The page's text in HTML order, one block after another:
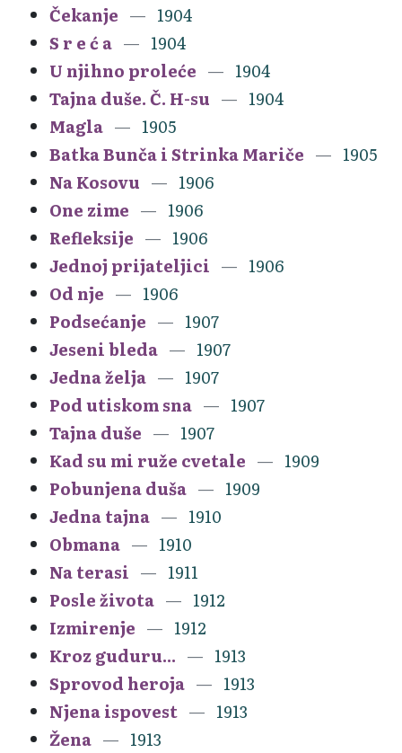
Čekanje
1904
S r e ć a
1904
U njihno proleće
1904
Tajna duše. Č. H-su
1904
Magla
1905
Batka Bunča i Strinka Mariče
1905
Na Kosovu
1906
One zime
1906
Refleksije
1906
Jednoj prijateljici
1906
Od nje
1906
Podsećanje
1907
Jeseni bleda
1907
Jedna želja
1907
Pod utiskom sna
1907
Tajna duše
1907
Kad su mi ruže cvetale
1909
Pobunjena duša
1909
Jedna tajna
1910
Obmana
1910
Na terasi
1911
Posle života
1912
Izmirenje
1912
Kroz guduru...
1913
Sprovod heroja
1913
Njena ispovest
1913
Žena
1913